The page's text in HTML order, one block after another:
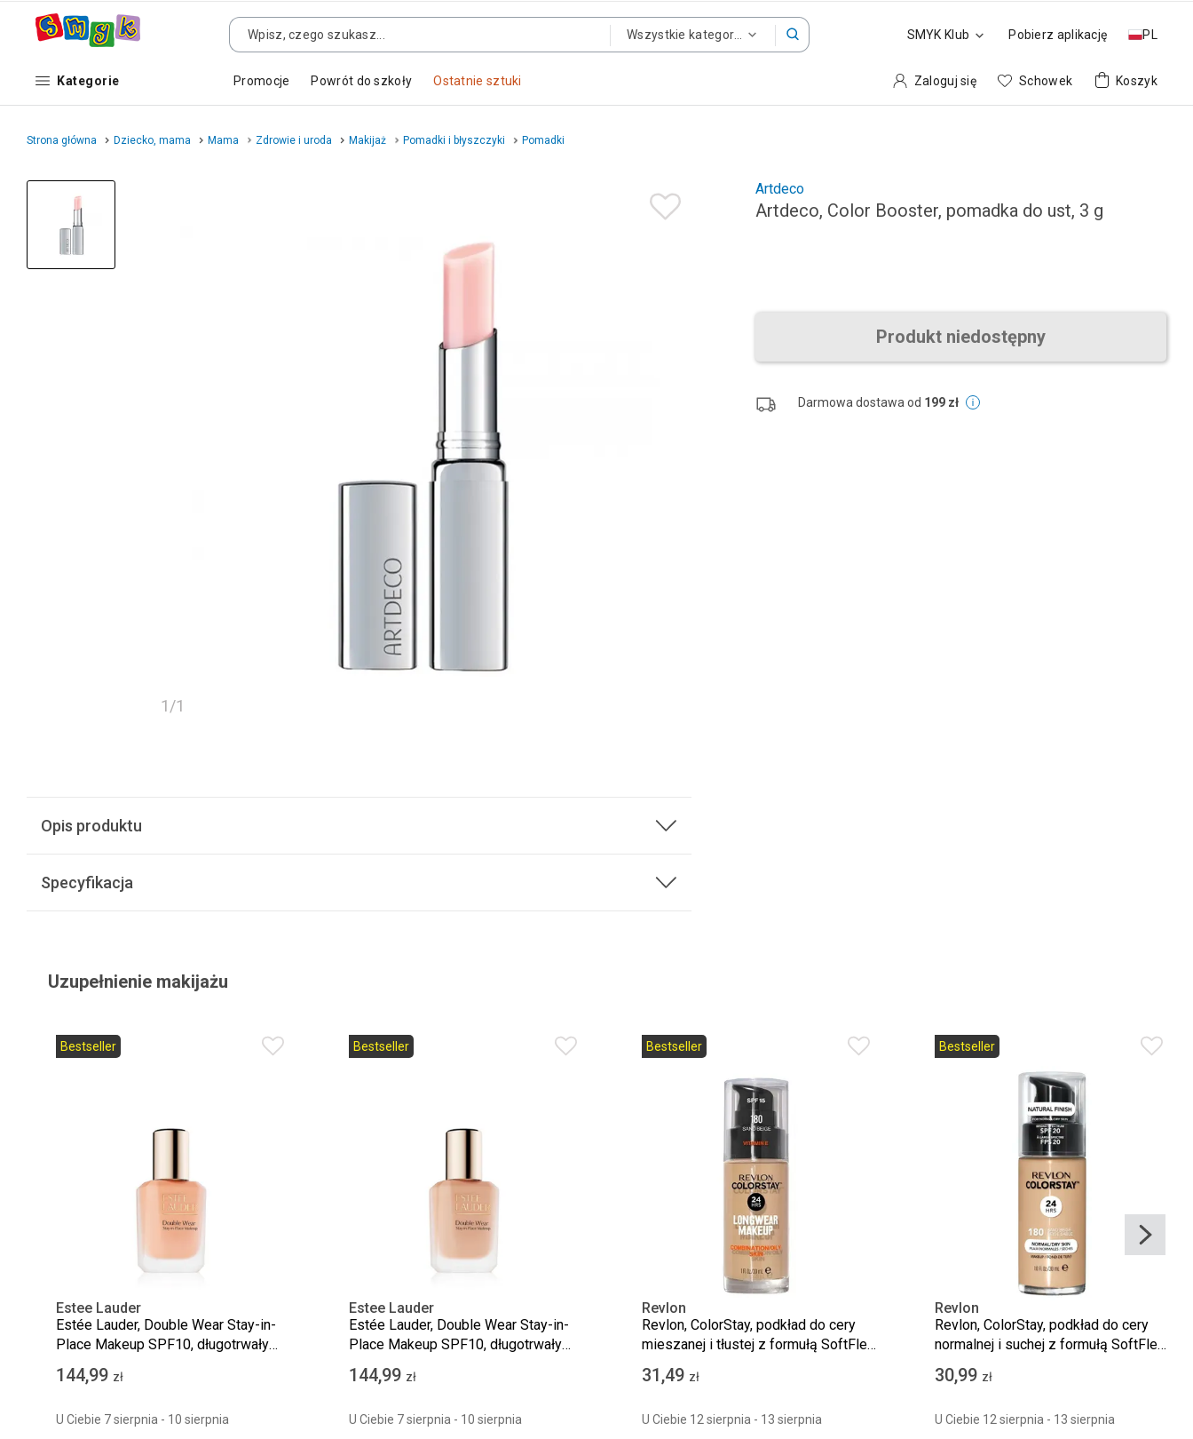
SMYK Klub Pobierz aplikację PL
Kategorie Promocje Powrót do szkoły Ostatnie sztuki Zaloguj się Schowek Koszyk
Strona główna Dziecko, mama Mama Zdrowie i uroda Makijaż Pomadki i błyszczyki Pomadki
1/1
Opis produktu
Specyfikacja
Artdeco
Artdeco, Color Booster, pomadka do ust, 3 g
Produkt niedostępny
Darmowa dostawa od 199 zł
Uzupełnienie makijażu
Bestseller
Estee Lauder
Estée Lauder, Double Wear Stay-in-
Place Makeup SPF10, długotrwały
podkład matujący, 2N1 Desert Beige,
30 ml
144,99 zł
U Ciebie 7 sierpnia - 10 sierpnia
Bestseller
Estee Lauder
Estée Lauder, Double Wear Stay-in-
Place Makeup SPF10, długotrwały
podkład matujący, 1N2 Ecru, 30 ml
144,99 zł
U Ciebie 7 sierpnia - 10 sierpnia
Bestseller
Revlon
Revlon, ColorStay, podkład do cery
mieszanej i tłustej z formułą SoftFlex,
180 Sand Beige, 30 ml
31,49 zł
U Ciebie 12 sierpnia - 13 sierpnia
Bestseller
Revlon
Revlon, ColorStay, podkład do cery
normalnej i suchej z formułą SoftFlex,
180 Sand Beige, 30 ml
30,99 zł
U Ciebie 12 sierpnia - 13 sierpnia